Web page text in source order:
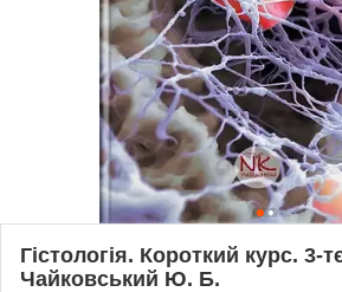
Гістологія. Короткий курс. 3-
Чайковський Ю. Б.